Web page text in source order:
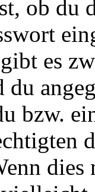
ob du
es
bzw.